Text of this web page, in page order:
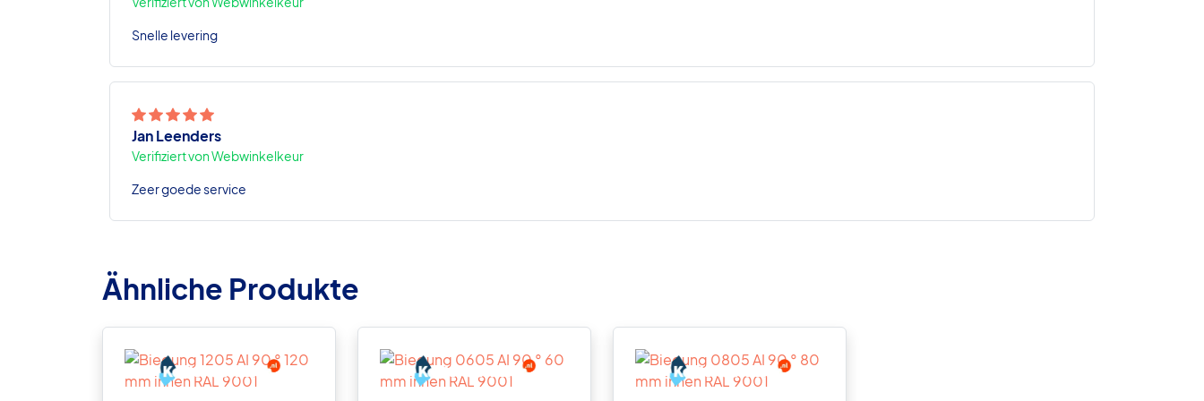
Snelle levering
Jan Leenders
Verifiziert von Webwinkelkeur
Zeer goede service
Ähnliche Produkte